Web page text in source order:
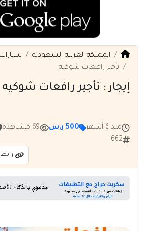
المملكة العربية السعودية سيارات
تأجير رافعات شوكيه
إيجار : تأجير رافعات شوكيه
منذ 6 أشهر 500 ر.س 69 مشاهدة
662